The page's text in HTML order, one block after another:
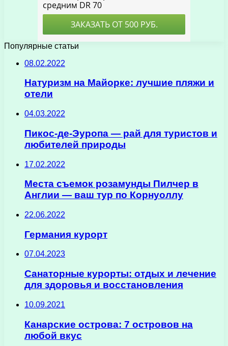
Популярные статьи
08.02.2022
Натуризм на Майорке: лучшие пляжи и
отели
04.03.2022
Пикос-де-Эуропа — рай для туристов и
любителей природы
17.02.2022
Места съемок розамунды Пилчер в
Англии — ваш тур по Корнуоллу
22.06.2022
Германия курорт
07.04.2023
Санаторные курорты: отдых и лечение
для здоровья и восстановления
10.09.2021
Канарские острова: 7 островов на
любой вкус